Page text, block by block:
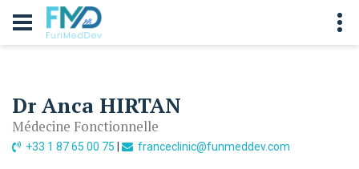
Dr Anca HIRTAN
Médecine Fonctionnelle
+33 1 87 65 00 75 franceclinic@funmeddev.com